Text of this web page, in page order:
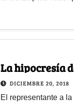
La hipocresía
DICIEMBRE 20, 2018
El representante a